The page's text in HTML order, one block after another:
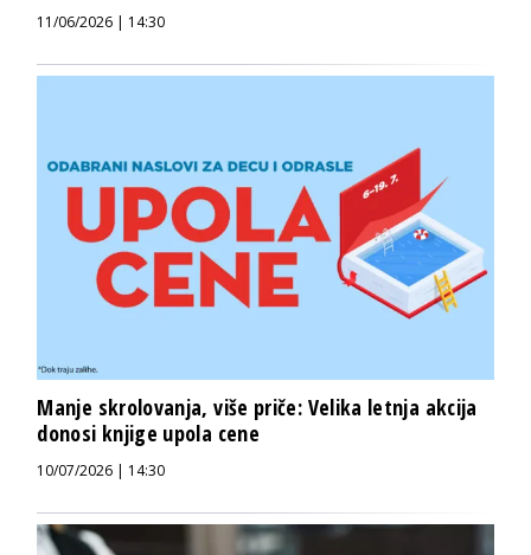
11/06/2026 | 14:30
Manje skrolovanja, više priče: Velika letnja akcija
donosi knjige upola cene
10/07/2026 | 14:30